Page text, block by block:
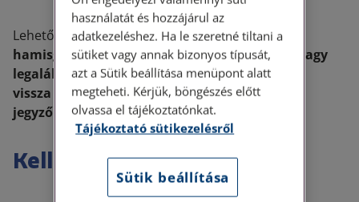
Lehetőleg nem. Az MNB ajánlása szerint a
hamisgyanús bankjegyet vissza kell tartani, vagy
legalább törekedni kell arra, hogy ne kerüljön
vissza a forgalomba. Mindenképpen érdemes
jegyzőkönyvet készíteni az esetről
Kell rendőrt hívni?
használatát és hozzájárul az
adatkezeléshez. Ha le szeretné tiltani a
sütiket vagy annak bizonyos típusát,
azt a Sütik beállítása menüpont alatt
megteheti. Kérjük, böngészés előtt
olvassa el tájékoztatónkat.
Tájékoztató sütikezelésről
Sütik beállítása